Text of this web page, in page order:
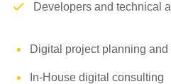
Developers and technical
Digital project planning and
In-House digital consulting